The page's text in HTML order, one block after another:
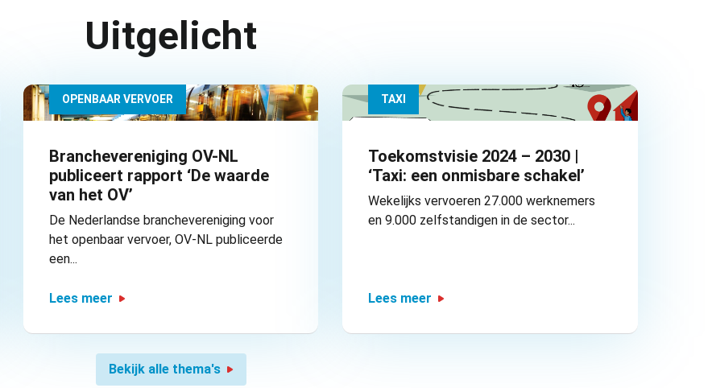
Uitgelicht
OPENBAAR VERVOER
Branchevereniging OV-NL
publiceert rapport ‘De waarde
van het OV’
De Nederlandse branchevereniging voor
het openbaar vervoer, OV-NL publiceerde
een...
Lees meer
TAXI
Toekomstvisie 2024 – 2030 |
‘Taxi: een onmisbare schakel’
Wekelijks vervoeren 27.000 werknemers
en 9.000 zelfstandigen in de sector...
Lees meer
Bekijk alle thema's